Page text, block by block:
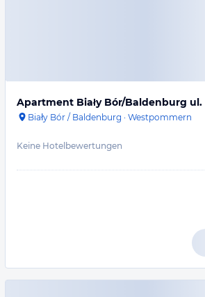
Apartment Biały Bór/Baldenburg ul.
Biały Bór / Baldenburg · Westpommern
Keine Hotelbewertungen